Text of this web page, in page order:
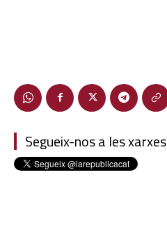
Segueix-nos a les xarxes